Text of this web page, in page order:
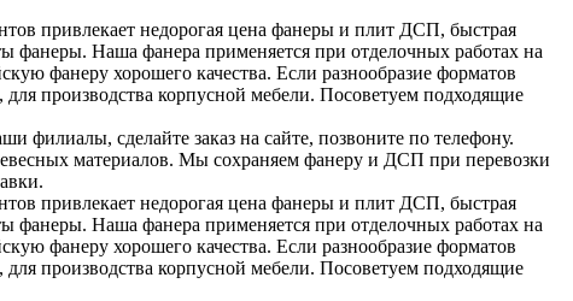
привлекает недорогая цена фанеры и плит ДСП, быстрая
фанеры. Наша фанера применяется при отделочных работах на
фанеру хорошего качества. Если разнообразие форматов
производства корпусной мебели. Посоветуем подходящие
филиалы, сделайте заказ на сайте, позвоните по телефону.
материалов. Мы сохраняем фанеру и ДСП при перевозки
привлекает недорогая цена фанеры и плит ДСП, быстрая
фанеры. Наша фанера применяется при отделочных работах на
фанеру хорошего качества. Если разнообразие форматов
производства корпусной мебели. Посоветуем подходящие